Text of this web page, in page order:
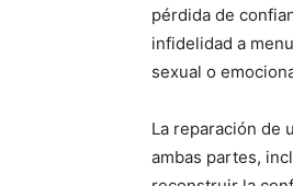
pérdida de
infidelidad a
sexual o
La reparación de
ambas partes,